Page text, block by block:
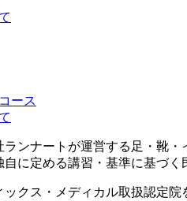
ース
ランナートが運営する足・靴
に定める講習・基準に基づ
クス・メディカル取扱認定